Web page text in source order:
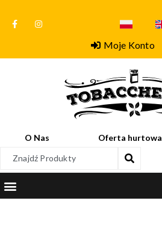
Moje Konto
O Nas Oferta hurtowa